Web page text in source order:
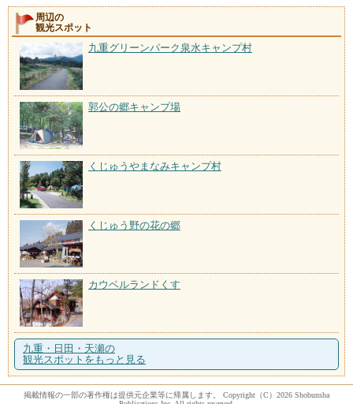
周辺の
観光スポット
九重グリーンパーク泉水キャンプ村
郭公の郷キャンプ場
くじゅうやまなみキャンプ村
くじゅう野の花の郷
カウベルランドくす
九重・日田・天瀬の
観光スポットをもっと見る
掲載情報の一部の著作権は提供元企業等に帰属します。 Copyright（C）2026 Shobunsha